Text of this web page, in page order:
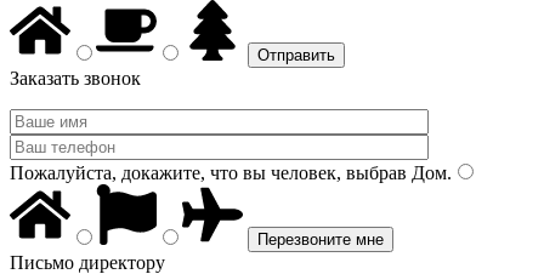
Заказать звонок
Пожалуйста, докажите, что вы человек, выбрав Дом.
Письмо директору